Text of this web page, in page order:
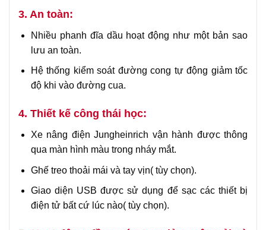
3. An toàn:
Nhiều phanh đĩa dầu hoạt động như một bản sao
lưu an toàn.
Hệ thống kiểm soát đường cong tự động giảm tốc
độ khi vào đường cua.
4. Thiết kế công thái học:
Xe nâng điện Jungheinrich vận hành được thông
qua màn hình màu trong nháy mắt.
Ghế treo thoải mái và tay vịn( tùy chọn).
Giao diện USB được sử dụng để sạc các thiết bị
điện tử bất cứ lúc nào( tùy chọn).